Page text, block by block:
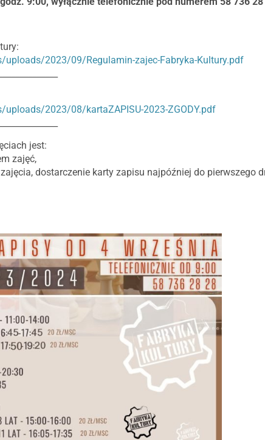
2023/09/Regulamin-zajec-Fabryka-Kultury.pdf
2023/08/kartaZAPISU-2023-ZGODY.pdf
jest:
zajęć,
dostarczenie karty zapisu najpóźniej do pierwszego